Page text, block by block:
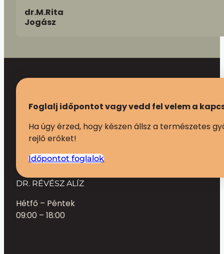
dr.M.Rita
Jogász
Foglalj időpontot vagy vedd fel velem a
Ha úgy érzed, hogy készen állsz a természetes
rejlő erőket!
Időpontot foglalok
DR. RÉVÉSZ ALÍZ
Hétfő – Péntek
09:00 – 18:00